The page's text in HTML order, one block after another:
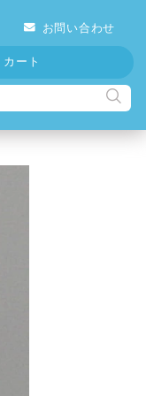
お問い合わせ
カート